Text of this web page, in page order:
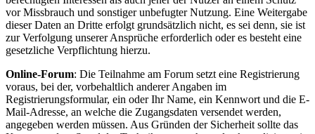
vor Missbrauch und sonstiger unbefugter Nutzung. Eine Weitergabe
dieser Daten an Dritte erfolgt grundsätzlich nicht, es sei denn, sie ist
zur Verfolgung unserer Ansprüche erforderlich oder es besteht eine
gesetzliche Verpflichtung hierzu.
Online-Forum: Die Teilnahme am Forum setzt eine Registrierung
voraus, bei der, vorbehaltlich anderer Angaben im
Registrierungsformular, ein oder Ihr Name, ein Kennwort und die E-
Mail-Adresse, an welche die Zugangsdaten versendet werden,
angegeben werden müssen. Aus Gründen der Sicherheit sollte das